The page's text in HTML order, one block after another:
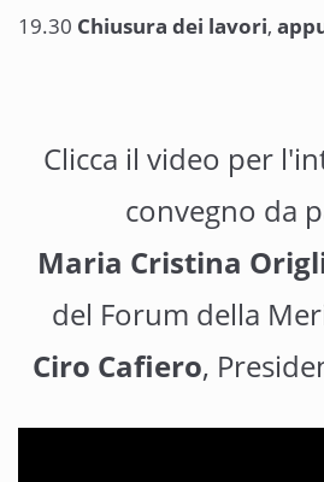
19.30 Chiusura dei lavori,
Clicca il video per
convegno da
Maria Cristina
del Forum della
Ciro Cafiero,